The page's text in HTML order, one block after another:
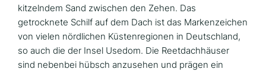
kitzelndem Sand zwischen den Zehen. Das
getrocknete Schilf auf dem Dach ist das Markenzeichen
von vielen nördlichen Küstenregionen in Deutschland,
so auch die der Insel Usedom. Die Reetdachhäuser
sind nebenbei hübsch anzusehen und prägen ein